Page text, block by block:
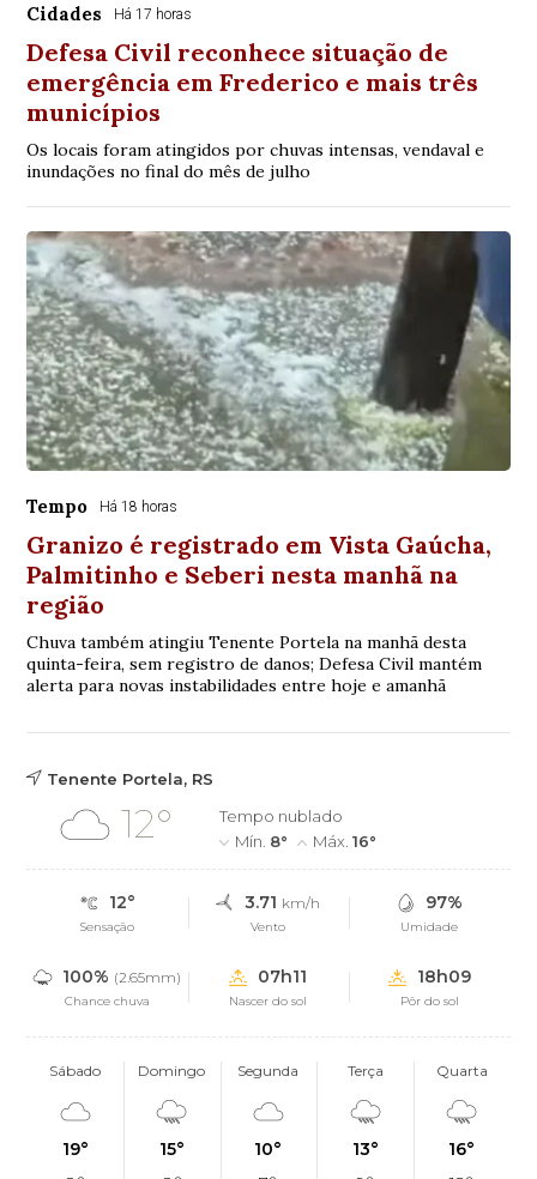
Cidades Há 17 horas
Defesa Civil reconhece situação de
emergência em Frederico e mais três
municípios
Os locais foram atingidos por chuvas intensas, vendaval e
inundações no final do mês de julho
Tempo Há 18 horas
Granizo é registrado em Vista Gaúcha,
Palmitinho e Seberi nesta manhã na
região
Chuva também atingiu Tenente Portela na manhã desta
quinta-feira, sem registro de danos; Defesa Civil mantém
alerta para novas instabilidades entre hoje e amanhã
Tenente Portela, RS
12°
Tempo nublado
Mín. 8° Máx.16°
12°
Sensação
3.71 km/h
Vento
97%
Umidade
100% (2.65mm)
Chance chuva
07h11
Nascer do sol
18h09
Pôr do sol
Sábado
19°
Domingo
15°
Segunda
10°
Terça
13°
Quarta
16°